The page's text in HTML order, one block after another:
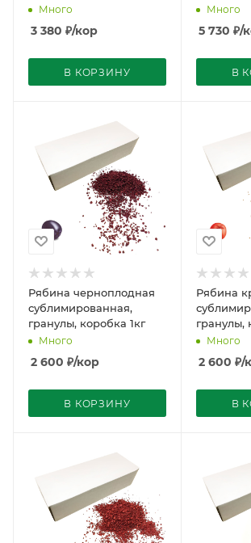
гранулы, коробка 1кг
Много
3 380 ₽/кор
В КОРЗИНУ
Много
5 730 ₽/
В
Рябина черноплодная
сублимированная,
гранулы, коробка 1кг
Много
2 600 ₽/кор
В КОРЗИНУ
Рябина
гранулы,
Много
2 600 ₽/
В